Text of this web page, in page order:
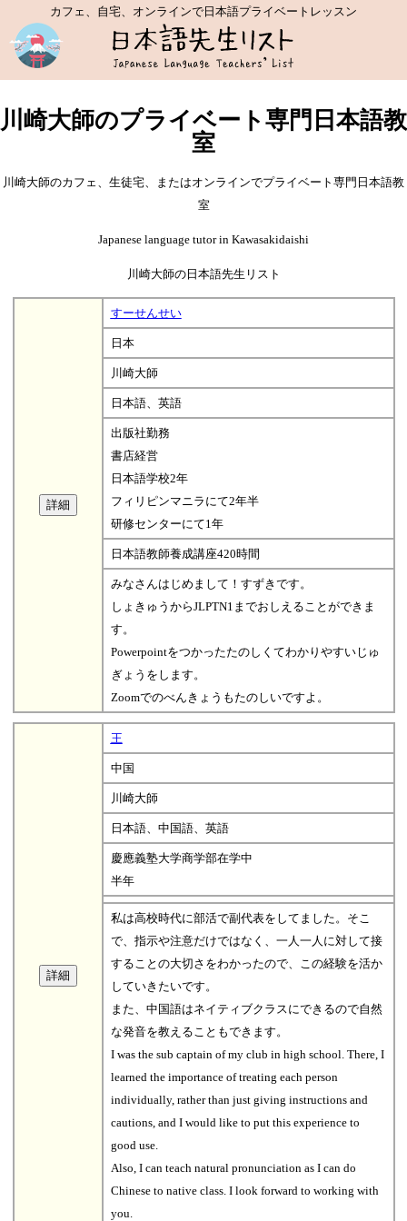
カフェ、自宅、オンラインで日本語プライベートレッスン
川崎大師のプライベート専門日本語教
室
川崎大師のカフェ、生徒宅、またはオンラインでプライベート専門日本語教
室
Japanese language tutor in Kawasakidaishi
川崎大師の日本語先生リスト
すーせんせい
日本
川崎大師
日本語、英語
出版社勤務
書店経営
日本語学校2年
フィリピンマニラにて2年半
研修センターにて1年
日本語教師養成講座420時間
みなさんはじめまして！すずきです。
しょきゅうからJLPTN1までおしえることができま
す。
Powerpointをつかったたのしくてわかりやすいじゅ
ぎょうをします。
Zoomでのべんきょうもたのしいですよ。
王
中国
川崎大師
日本語、中国語、英語
慶應義塾大学商学部在学中
半年
私は高校時代に部活で副代表をしてました。そこ
で、指示や注意だけではなく、一人一人に対して接
することの大切さをわかったので、この経験を活か
していきたいです。
また、中国語はネイティブクラスにできるので自然
な発音を教えることもできます。
I was the sub captain of my club in high school. There, I
learned the importance of treating each person
individually, rather than just giving instructions and
cautions, and I would like to put this experience to
good use.
Also, I can teach natural pronunciation as I can do
Chinese to native class. I look forward to working with
you.